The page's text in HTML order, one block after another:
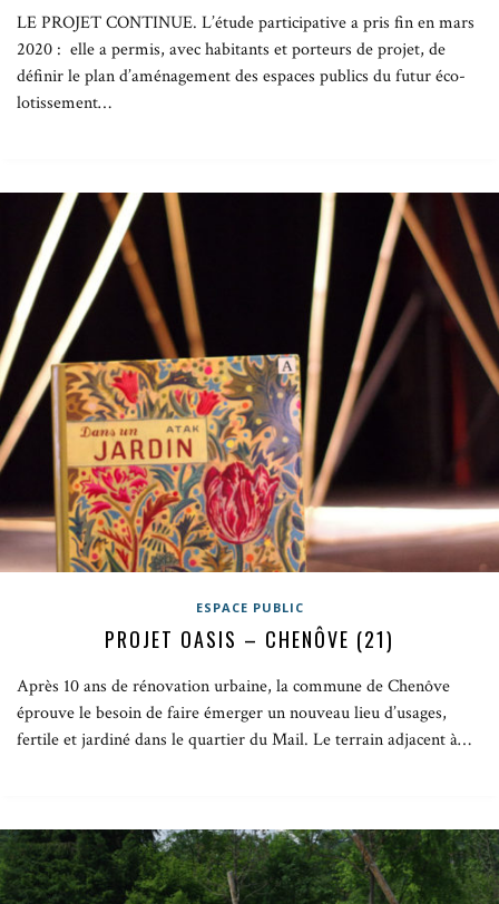
LE PROJET CONTINUE. L’étude participative a pris fin en mars
2020 : elle a permis, avec habitants et porteurs de projet, de
définir le plan d’aménagement des espaces publics du futur éco-
lotissement…
ESPACE PUBLIC
PROJET OASIS – CHENÔVE (21)
Après 10 ans de rénovation urbaine, la commune de Chenôve
éprouve le besoin de faire émerger un nouveau lieu d’usages,
fertile et jardiné dans le quartier du Mail. Le terrain adjacent à…